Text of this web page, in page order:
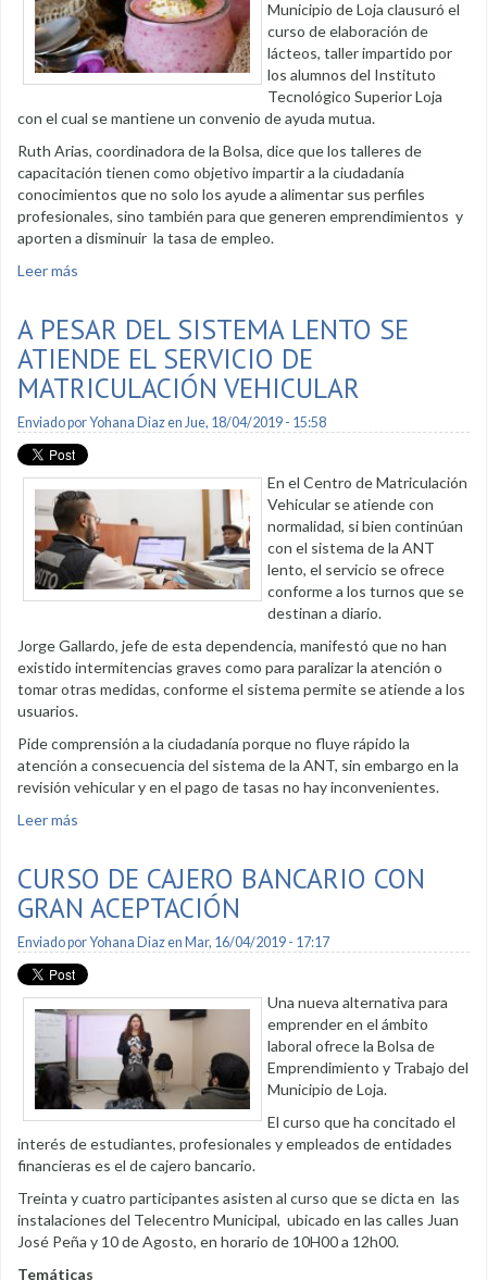
Municipio de Loja clausuró el
curso de elaboración de
lácteos, taller impartido por
los alumnos del Instituto
Tecnológico Superior Loja
con el cual se mantiene un convenio de ayuda mutua.
Ruth Arias, coordinadora de la Bolsa, dice que los talleres de
capacitación tienen como objetivo impartir a la ciudadanía
conocimientos que no solo los ayude a alimentar sus perfiles
profesionales, sino también para que generen emprendimientos y
aporten a disminuir la tasa de empleo.
Leer más
A PESAR DEL SISTEMA LENTO SE
ATIENDE EL SERVICIO DE
MATRICULACIÓN VEHICULAR
Enviado porYohana Diazen Jue, 18/04/2019 - 15:58
En el Centro de Matriculación
Vehicular se atiende con
normalidad, si bien continúan
con el sistema de la ANT
lento, el servicio se ofrece
conforme a los turnos que se
destinan a diario.
Jorge Gallardo, jefe de esta dependencia, manifestó que no han
existido intermitencias graves como para paralizar la atención o
tomar otras medidas, conforme el sistema permite se atiende a los
usuarios.
Pide comprensión a la ciudadanía porque no fluye rápido la
atención a consecuencia del sistema de la ANT, sin embargo en la
revisión vehicular y en el pago de tasas no hay inconvenientes.
Leer más
CURSO DE CAJERO BANCARIO CON
GRAN ACEPTACIÓN
Enviado porYohana Diazen Mar, 16/04/2019 - 17:17
Una nueva alternativa para
emprender en el ámbito
laboral ofrece la Bolsa de
Emprendimiento y Trabajo del
Municipio de Loja.
El curso que ha concitado el
interés de estudiantes, profesionales y empleados de entidades
financieras es el de cajero bancario.
Treinta y cuatro participantes asisten al curso que se dicta en las
instalaciones del Telecentro Municipal, ubicado en las calles Juan
José Peña y 10 de Agosto, en horario de 10H00 a 12h00.
Temáticas